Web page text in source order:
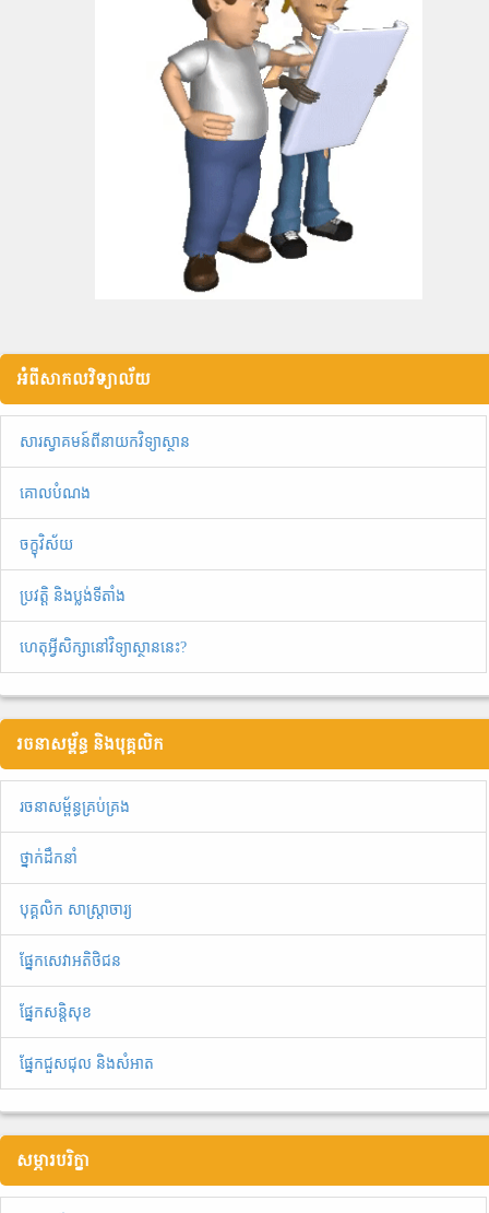
អំពីសាកលវិទ្យាល័យ
សារស្វាគមន៍ពីនាយកវិទ្យាស្ថាន
គោលបំណង
ចក្ខុវិស័យ
ប្រវត្តិ និងប្លង់ទីតាំង
ហេតុអ្វីសិក្សានៅវិទ្យាស្ថាននេះ?
រចនាសម្ព័ន្ធ និងបុគ្គលិក
រចនាសម្ព័ន្ធគ្រប់គ្រង
ថ្នាក់ដឹកនាំ
បុគ្គលិក សាស្ត្រាចារ្យ
ផ្នែកសេវាអតិថិជន
ផ្នែកសន្តិសុខ
ផ្នែកជួសជុល និងសំអាត
សម្ភារបរិក្ខា